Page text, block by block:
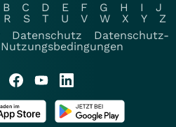
B C D E F G H I
J
R S T U V W X Y
Z
Datenschutz
Datenschutz-
Nutzungsbedingungen